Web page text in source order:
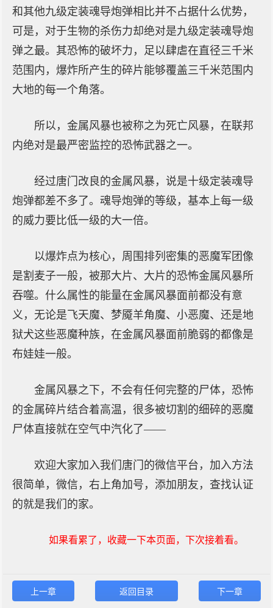
和其他九级定装魂导炮弹相比并不占据什么优势，
可是，对于生物的杀伤力却绝对是九级定装魂导炮
弹之最。其恐怖的破坏力，足以肆虐在直径三千米
范围内，爆炸所产生的碎片能够覆盖三千米范围内
大地的每一个角落。
所以，金属风暴也被称之为死亡风暴，在联邦
内绝对是最严密监控的恐怖武器之一。
经过唐门改良的金属风暴，说是十级定装魂导
炮弹都差不多了。魂导炮弹的等级，基本上每一级
的威力要比低一级的大一倍。
以爆炸点为核心，周围排列密集的恶魔军团像
是割麦子一般，被那大片、大片的恐怖金属风暴所
吞噬。什么属性的能量在金属风暴面前都没有意
义，无论是飞天魔、梦魇羊角魔、小恶魔、还是地
狱犬这些恶魔种族，在金属风暴面前脆弱的都像是
布娃娃一般。
金属风暴之下，不会有任何完整的尸体，恐怖
的金属碎片结合着高温，很多被切割的细碎的恶魔
尸体直接就在空气中汽化了——
欢迎大家加入我们唐门的微信平台，加入方法
很简单，微信，右上角加号，添加朋友，查找认证
的就是我们的家。
如果看累了，收藏一下本页面，下次接着看。
上一章 返回目录 下一章